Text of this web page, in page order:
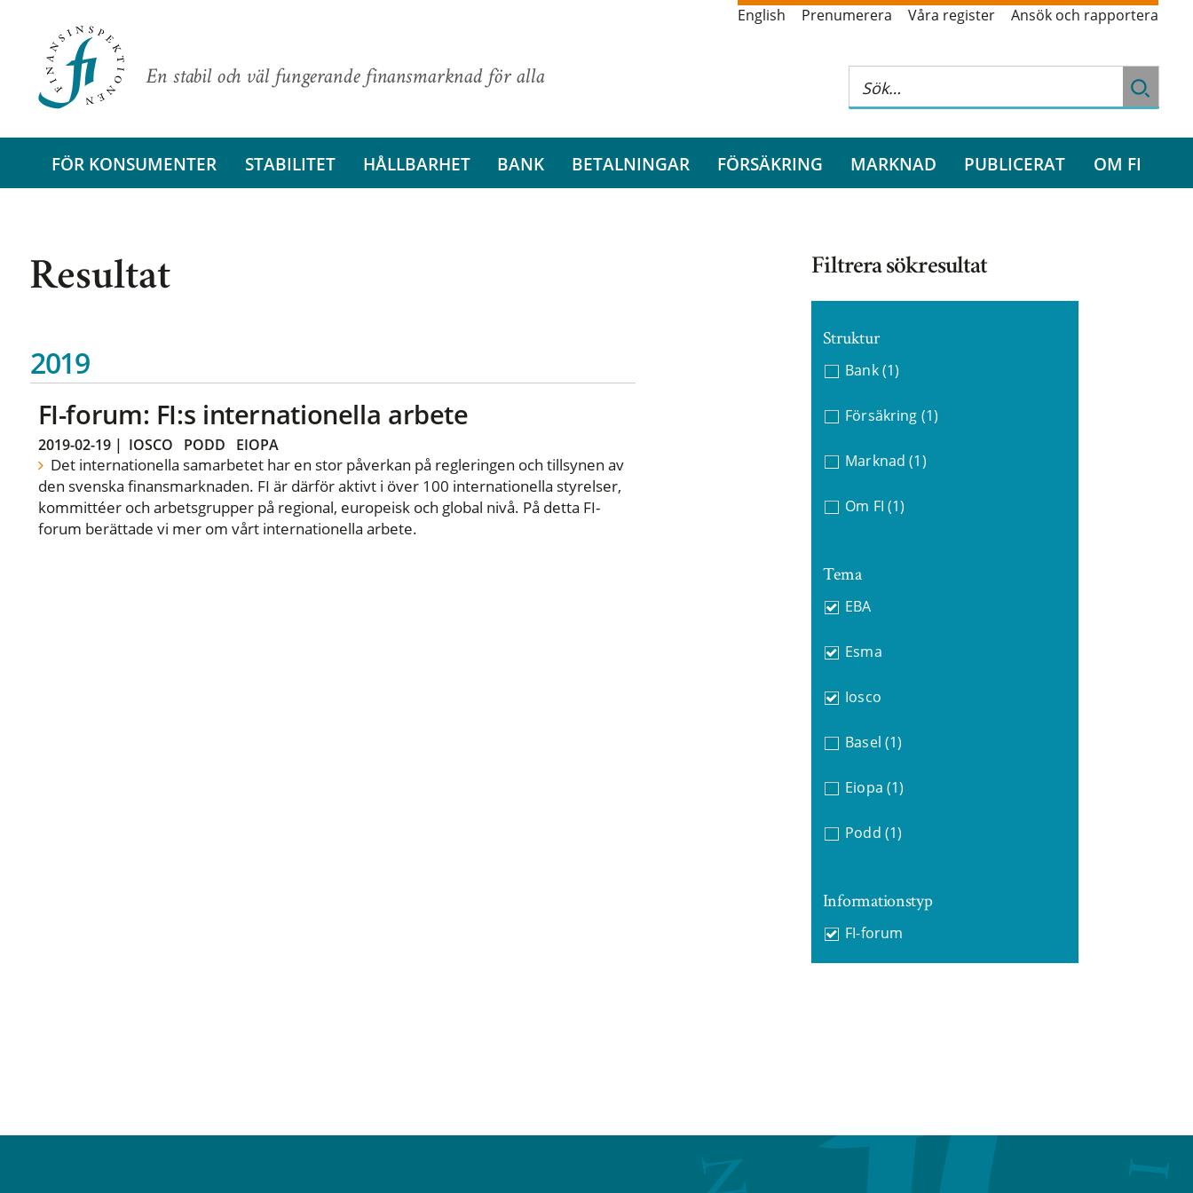
En stabil och väl fungerande finansmarknad för alla
English Prenumerera Våra register Ansök och rapportera
FÖR KONSUMENTER STABILITET HÅLLBARHET BANK BETALNINGAR FÖRSÄKRING MARKNAD PUBLICERAT OM FI
Resultat
2019
FI-forum: FI:s internationella arbete
2019-02-19| IOSCO PODD EIOPA
Det internationella samarbetet har en stor påverkan på regleringen och tillsynen av
den svenska finansmarknaden. FI är därför aktivt i över 100 internationella styrelser,
kommittéer och arbetsgrupper på regional, europeisk och global nivå. På detta FI-
forum berättade vi mer om vårt internationella arbete.
Filtrera sökresultat
Struktur
Bank (1)
Försäkring (1)
Marknad (1)
Om FI (1)
Tema
EBA
Esma
Iosco
Basel (1)
Eiopa (1)
Podd (1)
Informationstyp
FI-forum